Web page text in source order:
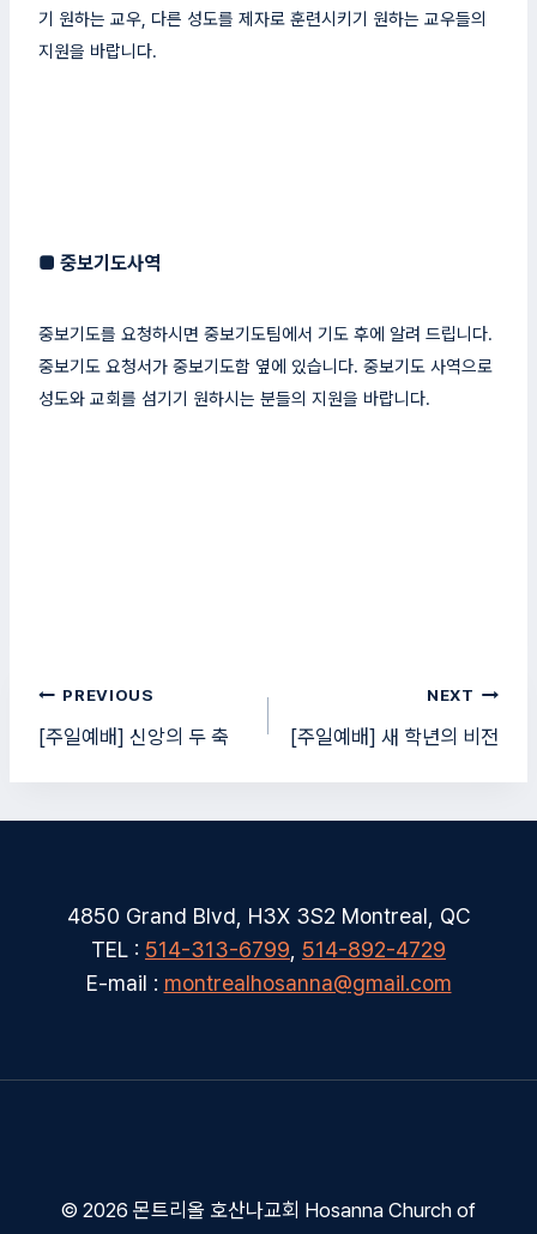
기 원하는 교우, 다른 성도를 제자로 훈련시키기 원하는 교우들의
지원을 바랍니다.
■ 중보기도사역
중보기도를 요청하시면 중보기도팀에서 기도 후에 알려 드립니다.
중보기도 요청서가 중보기도함 옆에 있습니다. 중보기도 사역으로
성도와 교회를 섬기기 원하시는 분들의 지원을 바랍니다.
글
탐
색
PREVIOUS
[주일예배] 신앙의 두 축
NEXT
[주일예배] 새 학년의 비전
4850 Grand Blvd, H3X 3S2 Montreal, QC
TEL : 514-313-6799 514-892-4729
E-mail : montrealhosanna@gmail.com
© 2026 몬트리올 호산나교회 Hosanna Church of